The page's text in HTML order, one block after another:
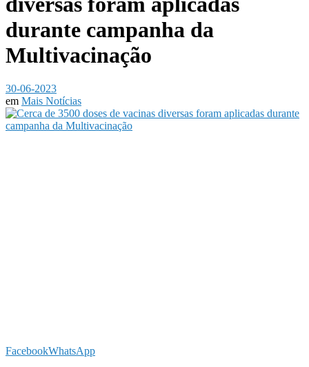
durante campanha da
Multivacinação
30-06-2023
em Mais Notícias
FacebookWhatsApp